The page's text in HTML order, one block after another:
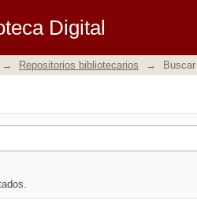
Digital
→ Repositorios bibliotecarios → Buscar